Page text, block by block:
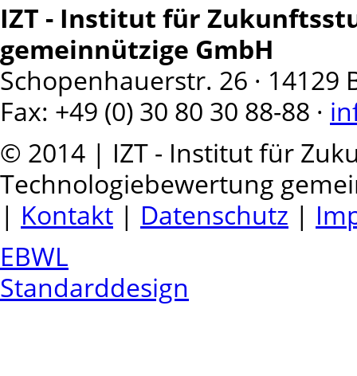
IZT - Institut für
gemeinnützige GmbH
Schopenhauerstr. 26 · 14129
Fax: +49 (0) 30 80 30 88-88 ·
© 2014 | IZT - Institut für
Technologiebewertung
| Kontakt | Datenschutz |
EBWL
Standarddesign